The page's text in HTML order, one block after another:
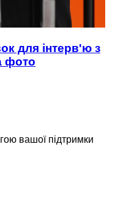
для інтерв'ю з
фото
вашої підтримки